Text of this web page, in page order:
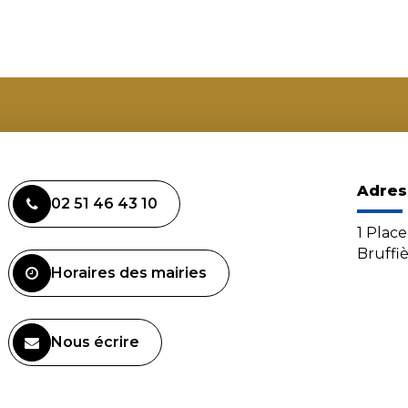
02 51 46 43 10
Horaires des mairies
Nous écrire
1